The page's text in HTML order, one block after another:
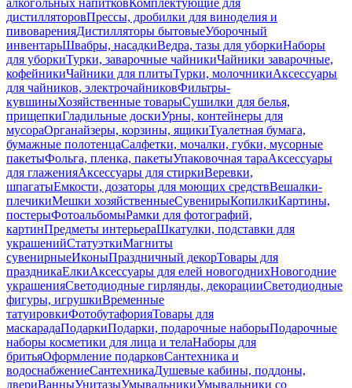
алкогольных напитковКомплектующие для
дистилляторовПрессы, дробилки для виноделия и
пивоваренияДистилляторы бытовыеУборочный
инвентарьШвабры, насадкиВедра, тазы для уборкиНаборы
для уборкиТурки, заварочные чайникиЧайники заварочные,
кофейникиЧайники для плитыТурки, молочникиАксессуары
для чайников, электрочайниковФильтры-
кувшиныХозяйственные товарыСушилки для белья,
прищепкиГладильные доскиУрны, контейнеры для
мусораОрганайзеры, корзины, ящикиТуалетная бумага,
бумажные полотенцаСалфетки, мочалки, губки, мусорные
пакетыФольга, пленка, пакетыУпаковочная тараАксессуары
для глаженияАксессуары для стиркиВеревки,
шпагатыЕмкости, дозаторы для моющих средствВешалки-
плечикиМешки хозяйственныеСувенирыКопилкиКартины,
постерыФотоальбомыРамки для фотографий,
картинПредметы интерьераШкатулки, подставки для
украшенийСтатуэткиМагниты
сувенирныеИконыПраздничный декорТовары для
праздникаЕлкиАксессуары для елей новогоднихНовогодние
украшенияСветодиодные гирлянды, декорацииСветодиодные
фигуры, игрушкиВременные
татуировкиФотобутафорияТовары для
маскарадаПодаркиПодарки, подарочные наборыПодарочные
наборы косметики для лица и телаНаборы для
бритьяОформление подарковСантехника и
водоснабжениеСантехникаДушевые кабины, поддоны,
двериВанныУнитазыУмывальникиУмывальники со